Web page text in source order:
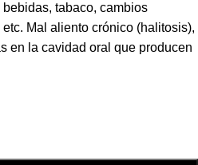
tabaco, cambios
Mal aliento crónico (halitosis),
en la cavidad oral que producen